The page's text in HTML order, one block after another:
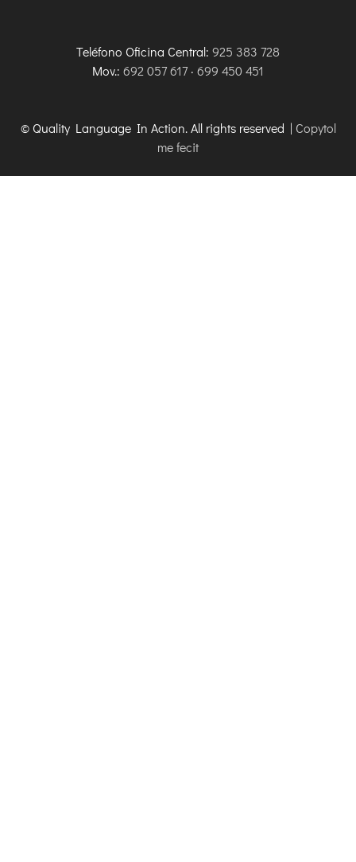
Teléfono Oficina Central: 925 383 728
Mov.: 692 057 617 · 699 450 451
© Quality Language In Action. All rights reserved | Copytol
me fecit